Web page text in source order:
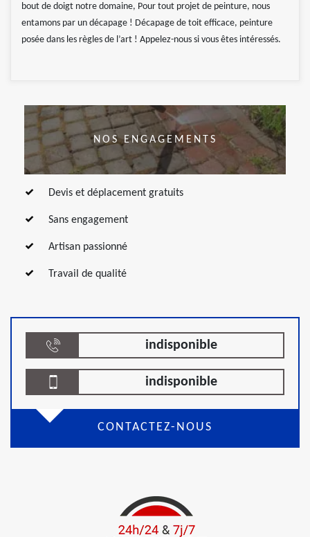
bout de doigt notre domaine, Pour tout projet de peinture, nous
entamons par un décapage ! Décapage de toit efficace, peinture
posée dans les règles de l’art ! Appelez-nous si vous êtes intéressés.
NOS ENGAGEMENTS
Devis et déplacement gratuits
Sans engagement
Artisan passionné
Travail de qualité
indisponible
indisponible
CONTACTEZ-NOUS